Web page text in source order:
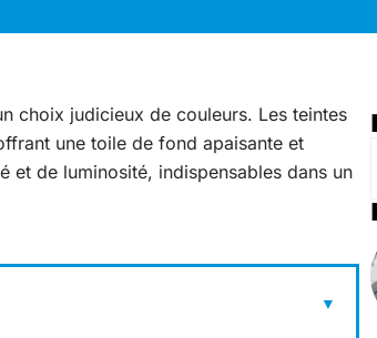
choix judicieux de couleurs. Les teintes
une toile de fond apaisante et
et de luminosité, indispensables dans un